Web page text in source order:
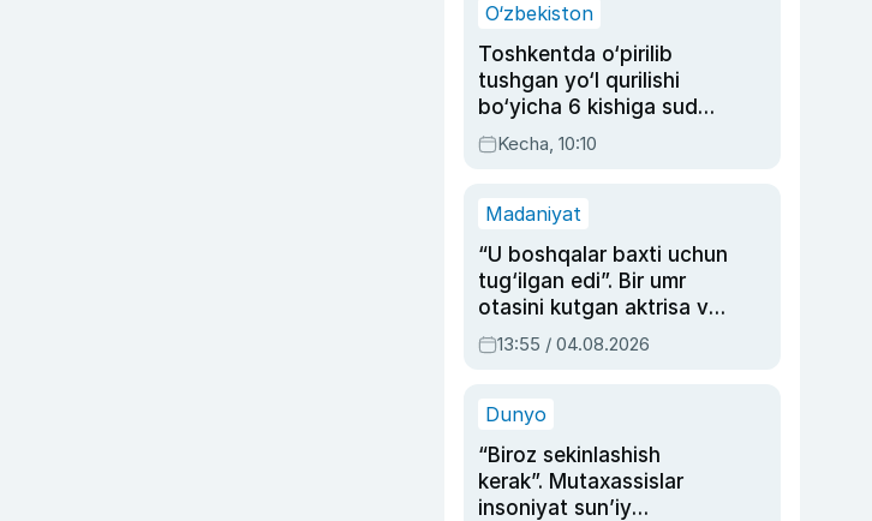
O‘zbekiston
Toshkentda o‘pirilib
tushgan yo‘l qurilishi
bo‘yicha 6 kishiga sud
hukmi o‘qildi
Kecha, 10:10
Madaniyat
“U boshqalar baxti uchun
tug‘ilgan edi”. Bir umr
otasini kutgan aktrisa va
dublyaj ustasi Rimma
Ahmedovaning
13:55 / 04.08.2026
Dunyo
“Biroz sekinlashish
kerak”. Mutaxassislar
insoniyat sun’iy